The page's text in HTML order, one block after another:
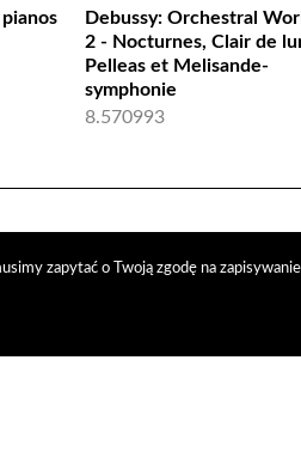
zapytać o Twoją zgodę na
Debussy: Orchestral
2 - Nocturnes, Clair de
Pelleas et Melisande-
symphonie
8.570993